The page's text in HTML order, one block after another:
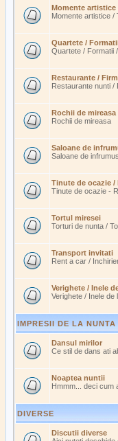
Momente artistice
Momente artistice /
Quartete /
Quartete / Formatii
Restaurante /
Restaurante nunti /
Rochii de mireasa
Rochii de mireasa
Saloane de
Saloane de
Tinute de ocazie /
Tinute de ocazie -
Tortul miresei
Torturi de nunta /
Transport invitati
Rent a car /
Verighete / Inele
Verighete / Inele de
IMPRESII DE LA NUNTA
Dansul mirilor
Ce stil de dans ati
Noaptea nuntii
Hmmm... deci cum
DIVERSE
Discutii diverse